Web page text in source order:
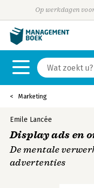
Op werkdagen
Marketing
Emile Lancée
Display ads en
De mentale
advertenties